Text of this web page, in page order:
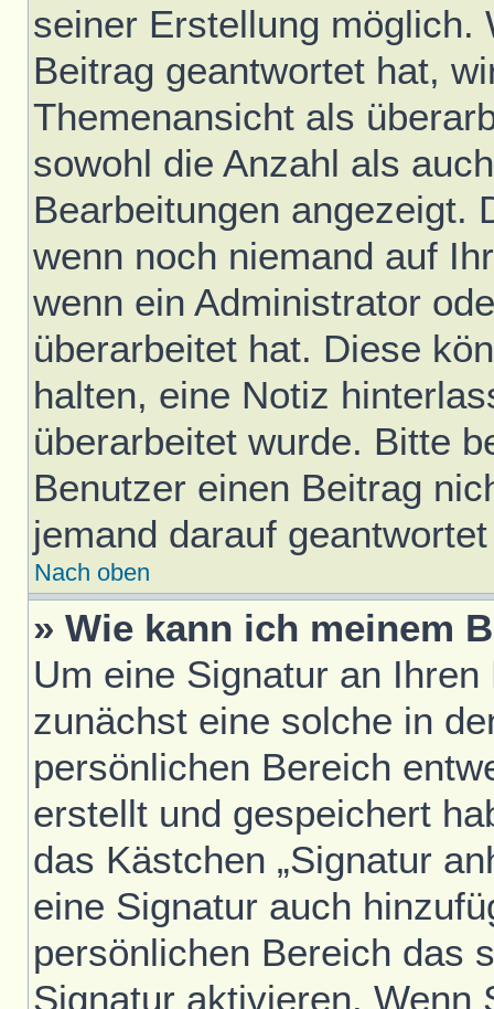
seiner Erstellung möglich.
Beitrag geantwortet hat,
Themenansicht als
sowohl die Anzahl als
Bearbeitungen angezeigt.
wenn noch niemand auf
wenn ein Administrator
überarbeitet hat. Diese
halten, eine Notiz
überarbeitet wurde. Bitte
Benutzer einen Beitrag
jemand darauf
Nach oben
» Wie kann ich meinem
Um eine Signatur an
zunächst eine solche in
persönlichen Bereich
erstellt und gespeichert
das Kästchen „Signatur
eine Signatur auch
persönlichen Bereich das
Signatur aktivieren. Wenn